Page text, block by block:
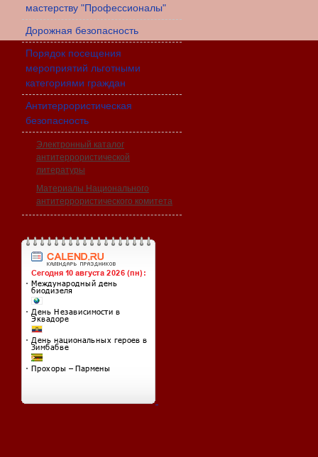
мастерству "Профессионалы"
Дорожная безопасность
Порядок посещения
мероприятий льготными
категориями граждан
Антитеррористическая
безопасность
Электронный каталог
антитеррористической
литературы
Материалы Национального
антитеррористического комитета